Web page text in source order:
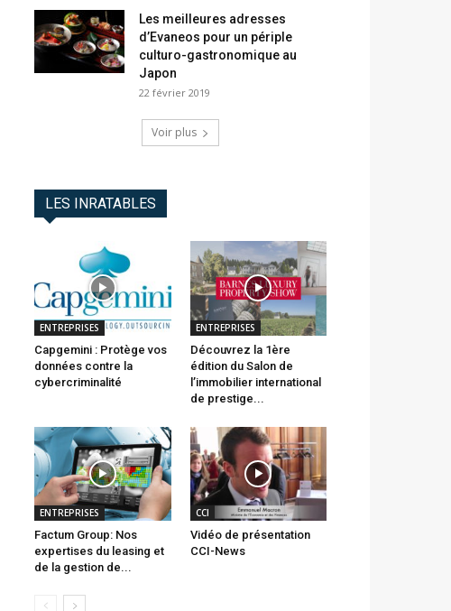
Les meilleures adresses
d’Evaneos pour un périple
culturo-gastronomique au
Japon
22 février 2019
Voir plus
LES INRATABLES
ENTREPRISES
Capgemini : Protège vos
données contre la
cybercriminalité
ENTREPRISES
Découvrez la 1ère
édition du Salon de
l’immobilier international
de prestige...
ENTREPRISES
Factum Group: Nos
expertises du leasing et
de la gestion de...
CCI
Vidéo de présentation
CCI-News